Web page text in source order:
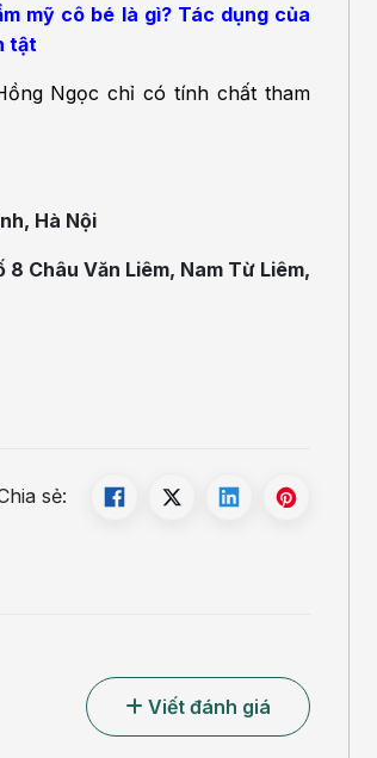
mỹ cô bé là gì? Tác dụng của
tật
Ngọc chỉ có tính chất tham
Hà Nội
Châu Văn Liêm, Nam Từ Liêm,
sẻ:
Viết đánh giá